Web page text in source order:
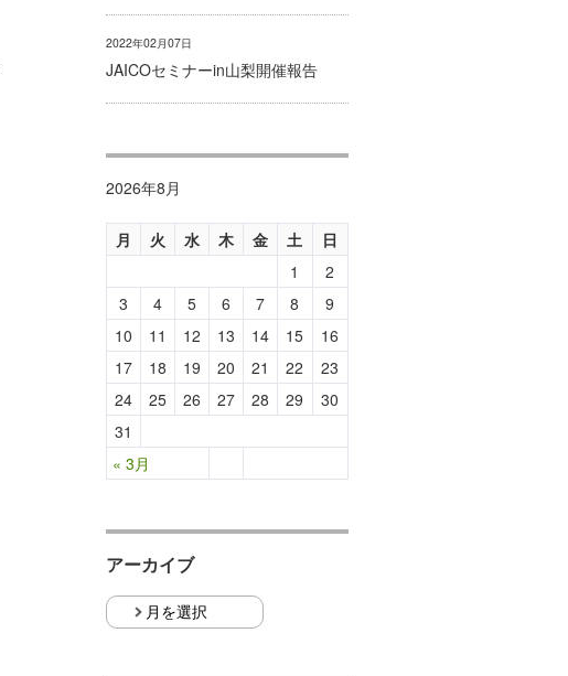
2022年02月07日
JAICOセミナーin山梨開催報告
2026年8月
月 火 水 木 金 土 日
« 3月
1
2
3
4 5 6 7 8
9
10
11 12 13 14 15
16
17
18 19 20 21 22
23
24
25 26 27 28 29
30
31
アーカイブ